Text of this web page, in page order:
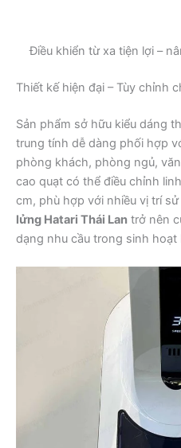
Điều khiển từ xa tiện lợi –
Thiết kế hiện đại – Tùy chỉnh
Sản phẩm sở hữu kiểu dáng
trung tính dễ dàng phối hợp
phòng khách, phòng ngủ,
cao quạt có thể điều chỉnh
cm, phù hợp với nhiều vị trí
lửng Hatari Thái Lan trở nên
dạng nhu cầu trong sinh hoạt